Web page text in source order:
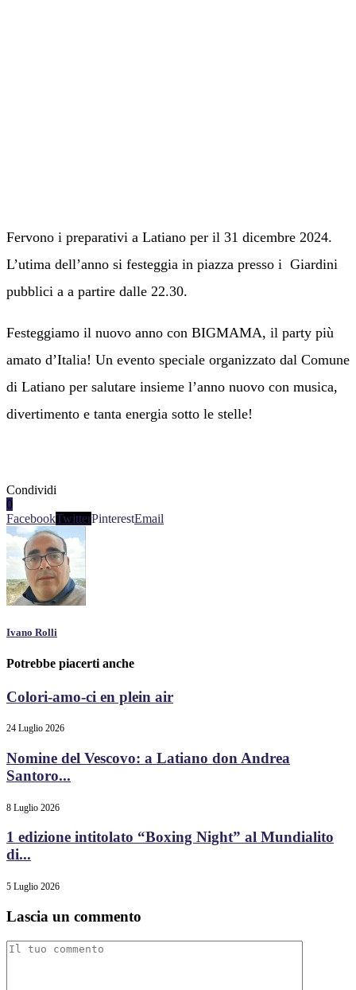
Fervono i preparativi a Latiano per il 31 dicembre 2024.
L’utima dell’anno si festeggia in piazza presso i Giardini
pubblici a a partire dalle 22.30.
Festeggiamo il nuovo anno con BIGMAMA, il party più
amato d’Italia! Un evento speciale organizzato dal Comune
di Latiano per salutare insieme l’anno nuovo con musica,
divertimento e tanta energia sotto le stelle!
Condividi
0
FacebookTwitterPinterestEmail
Ivano Rolli
Potrebbe piacerti anche
Colori-amo-ci en plein air
24 Luglio 2026
Nomine del Vescovo: a Latiano don Andrea
Santoro...
8 Luglio 2026
1 edizione intitolato “Boxing Night” al Mundialito
di...
5 Luglio 2026
Lascia un commento